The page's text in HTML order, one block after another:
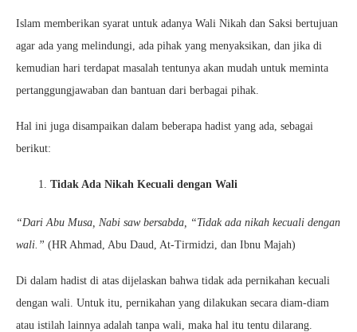
Islam memberikan syarat untuk adanya Wali Nikah dan Saksi bertujuan
agar ada yang melindungi, ada pihak yang menyaksikan, dan jika di
kemudian hari terdapat masalah tentunya akan mudah untuk meminta
pertanggungjawaban dan bantuan dari berbagai pihak.
Hal ini juga disampaikan dalam beberapa hadist yang ada, sebagai
berikut:
Tidak Ada Nikah Kecuali dengan Wali
“Dari Abu Musa, Nabi saw bersabda, “Tidak ada nikah kecuali dengan
wali.” (HR Ahmad, Abu Daud, At-Tirmidzi, dan Ibnu Majah)
Di dalam hadist di atas dijelaskan bahwa tidak ada pernikahan kecuali
dengan wali. Untuk itu, pernikahan yang dilakukan secara diam-diam
atau istilah lainnya adalah tanpa wali, maka hal itu tentu dilarang.